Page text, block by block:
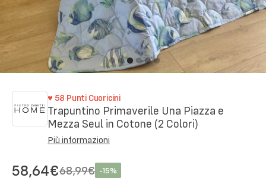
♥ 58 Punti Cuoricini
Trapuntino Primaverile Una Piazza e
Mezza Seul in Cotone (2 Colori)
Più informazioni
58,64€68,99€ -15%